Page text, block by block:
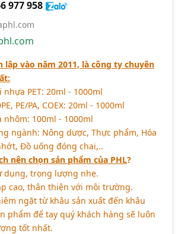
977 958
lập vào năm 2011, là công ty chuyên
nhựa PET: 20ml - 1000ml
PE/PA, COEX: 20ml - 1000ml
100ml - 1000ml
ngành: Nông dược, Thực phẩm, Hóa
Đồ uống đóng chai,..
nên chọn sản phẩm của PHL?
dụng, trọng lượng nhẹ.
cao, thân thiện với môi trường.
ngặt từ khâu sản xuất đến khâu
phẩm để tay quý khách hàng sẽ luôn
tốt nhất.